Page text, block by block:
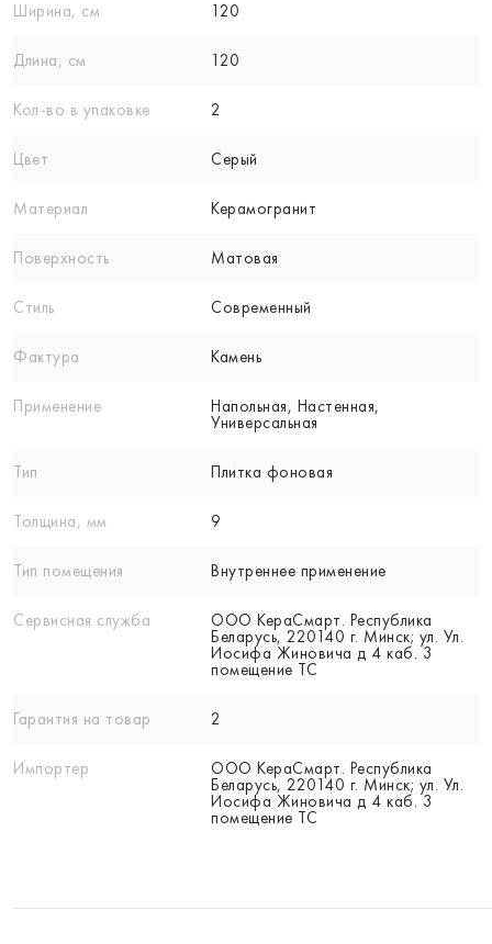
Ширина, см 120
Длина, см 120
Кол-вo в упаковке 2
Цвет Серый
Материал Керамогранит
Поверхность Матовая
Стиль Современный
Фактура Камень
Применение
Напольная, Настенная,
Универсальная
Тип Плитка фоновая
Толщина, мм 9
Тип помещения Внутреннее применение
Сервисная служба
ООО КераСмарт. Республика
Беларусь, 220140 г. Минск; ул. Ул.
Иосифа Жиновича д 4 каб. 3
помещение ТС
Гарантия на товар 2
Импортер
ООО КераСмарт. Республика
Беларусь, 220140 г. Минск; ул. Ул.
Иосифа Жиновича д 4 каб. 3
помещение ТС